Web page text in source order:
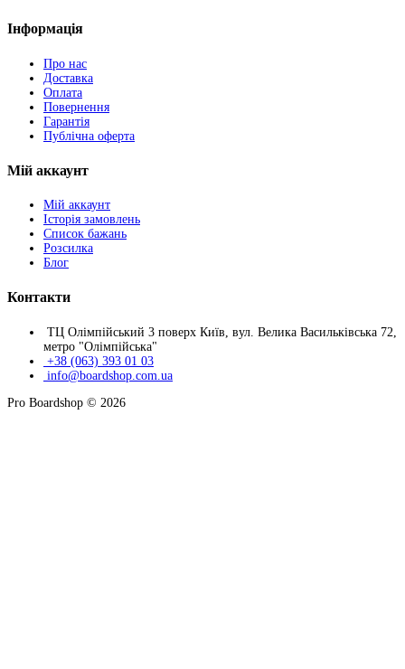
Інформація
Про нас
Доставка
Оплата
Повернення
Гарантія
Публічна оферта
Мій аккаунт
Мій аккаунт
Історія замовлень
Список бажань
Розсилка
Блог
Контакти
ТЦ Олімпійський 3 поверх Київ, вул. Велика Васильківська 72,
метро "Олімпійська"
+38 (063) 393 01 03
info@boardshop.com.ua
Pro Boardshop © 2026